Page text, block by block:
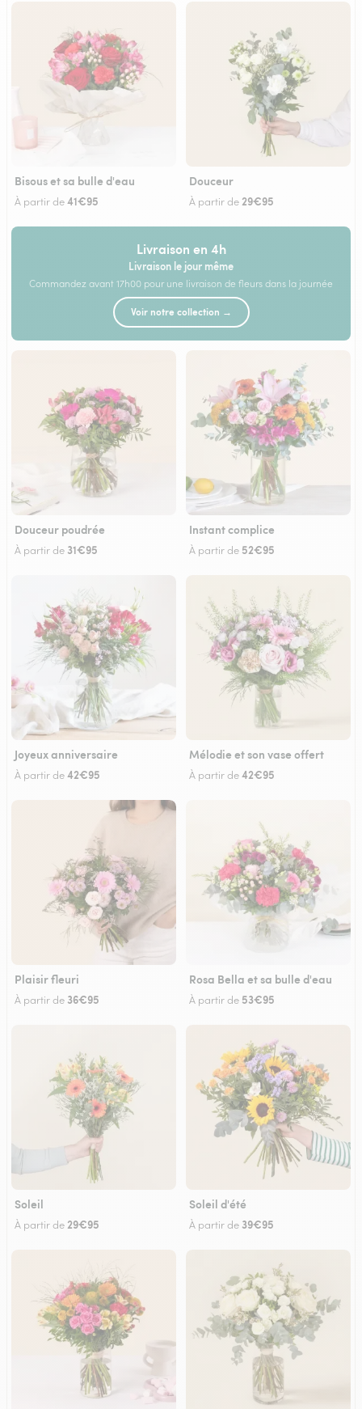
Bisous et sa bulle d'eau
À partir de41€95
Douceur
À partir de 29€95
Livraison en 4h
Livraison le jour même
Commandez avant 17h00 pour une livraison de fleurs dans la journée
Voir notre collection →
Douceur poudrée
À partir de 31€95
Instant complice
À partir de 52€95
Joyeux anniversaire
À partir de42€95
Mélodie et son vase offert
À partir de42€95
Plaisir fleuri
À partir de 36€95
Rosa Bella et sa bulle d'eau
À partir de 53€95
Soleil
À partir de 29€95
Soleil d'été
À partir de 39€95